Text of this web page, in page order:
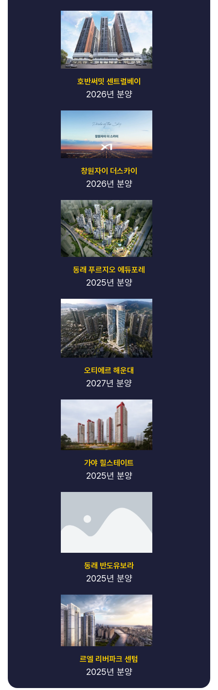
호반써밋 센트럴베이
2026년 분양
창원자이 더스카이
2026년 분양
동래 푸르지오 에듀포레
2025년 분양
오티에르 해운대
2027년 분양
가야 힐스테이트
2025년 분양
동래 반도유보라
2025년 분양
르엘 리버파크 센텀
2025년 분양